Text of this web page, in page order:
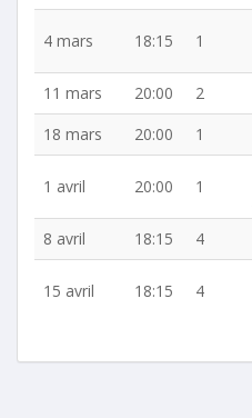
4 mars 18:15 1
11 mars 20:00 2
18 mars 20:00 1
1 avril 20:00 1
8 avril 18:15 4
15 avril 18:15 4